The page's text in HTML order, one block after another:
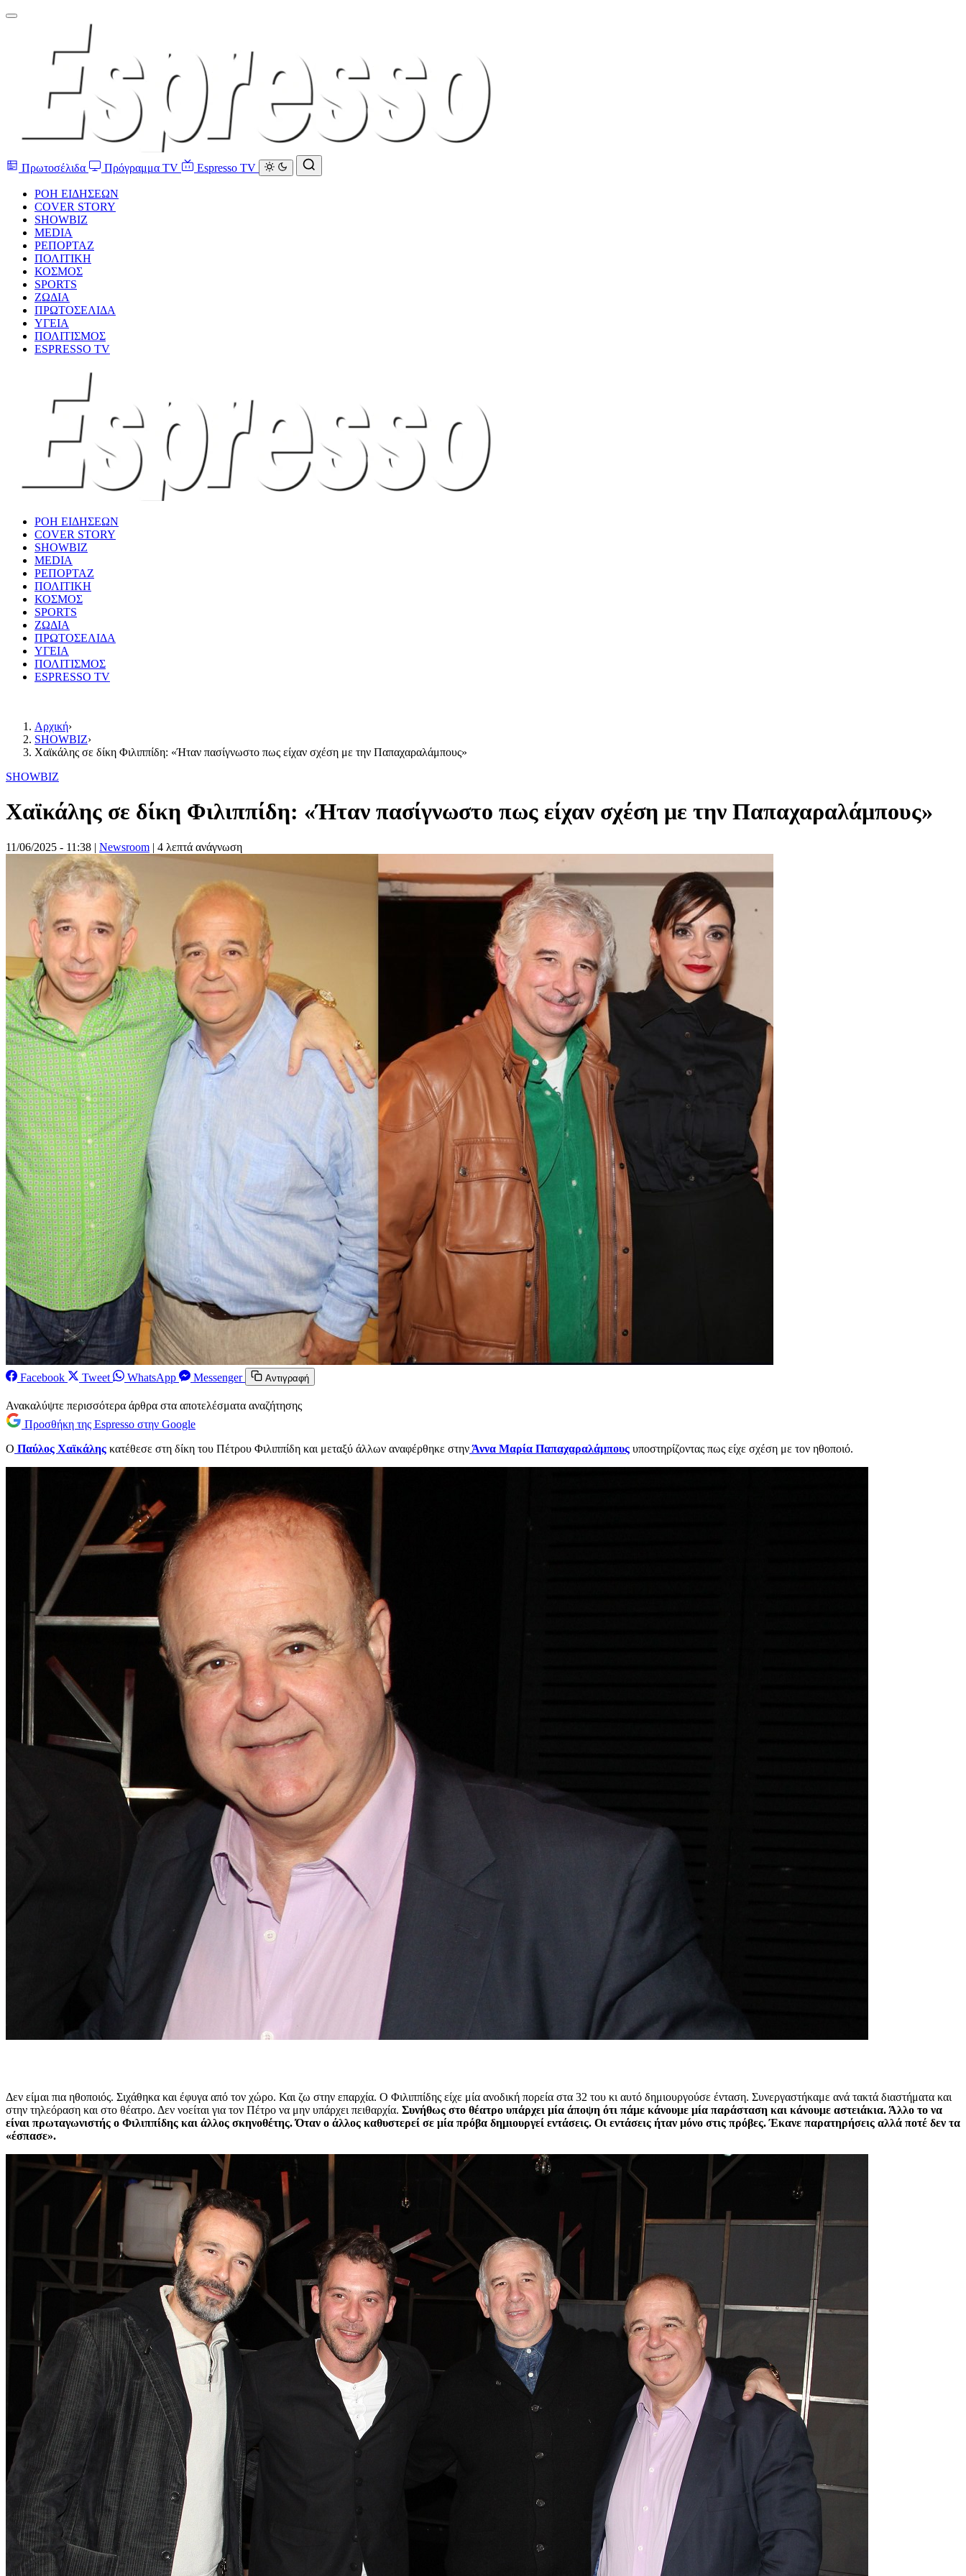
Πρωτοσέλιδα Πρόγραμμα TV Espresso TV
ΡΟΗ ΕΙΔΗΣΕΩΝ
COVER STORY
SHOWBIZ
MEDIA
ΡΕΠΟΡΤΑΖ
ΠΟΛΙΤΙΚΗ
ΚΟΣΜΟΣ
SPORTS
ΖΩΔΙΑ
ΠΡΩΤΟΣΕΛΙΔΑ
ΥΓΕΙΑ
ΠΟΛΙΤΙΣΜΟΣ
ESPRESSO TV
ΡΟΗ ΕΙΔΗΣΕΩΝ
COVER STORY
SHOWBIZ
MEDIA
ΡΕΠΟΡΤΑΖ
ΠΟΛΙΤΙΚΗ
ΚΟΣΜΟΣ
SPORTS
ΖΩΔΙΑ
ΠΡΩΤΟΣΕΛΙΔΑ
ΥΓΕΙΑ
ΠΟΛΙΤΙΣΜΟΣ
ESPRESSO TV
Αρχική›
SHOWBIZ›
Χαϊκάλης σε δίκη Φιλιππίδη: «Ήταν πασίγνωστο πως είχαν σχέση με την Παπαχαραλάμπους»
SHOWBIZ
Χαϊκάλης σε δίκη Φιλιππίδη: «Ήταν πασίγνωστο πως είχαν σχέση με την Παπαχαραλάμπους»
11/06/2025 - 11:38 | Newsroom | 4 λεπτά ανάγνωση
Facebook Tweet WhatsApp Messenger Αντιγραφή
Ανακαλύψτε περισσότερα άρθρα στα αποτελέσματα αναζήτησης
Προσθήκη της Espresso στην Google
Ο Παύλος Χαϊκάλης κατέθεσε στη δίκη του Πέτρου Φιλιππίδη και μεταξύ άλλων αναφέρθηκε στηνΆννα Μαρία Παπαχαραλάμπους υποστηρίζοντας πως είχε σχέση με τον ηθοποιό.
Δεν είμαι πια ηθοποιός. Σιχάθηκα και έφυγα από τον χώρο. Και ζω στην επαρχία. Ο Φιλιππίδης είχε μία ανοδική πορεία στα 32 του κι αυτό δημιουργούσε ένταση. Συνεργαστήκαμε ανά τακτά διαστήματα και
στην τηλεόραση και στο θέατρο. Δεν νοείται για τον Πέτρο να μην υπάρχει πειθαρχία. Συνήθως στο θέατρο υπάρχει μία άποψη ότι πάμε κάνουμε μία παράσταση και κάνουμε αστειάκια. Άλλο το να
είναι πρωταγωνιστής ο Φιλιππίδης και άλλος σκηνοθέτης. Όταν ο άλλος καθυστερεί σε μία πρόβα δημιουργεί εντάσεις. Οι εντάσεις ήταν μόνο στις πρόβες. Έκανε παρατηρήσεις αλλά ποτέ δεν τα
«έσπασε».